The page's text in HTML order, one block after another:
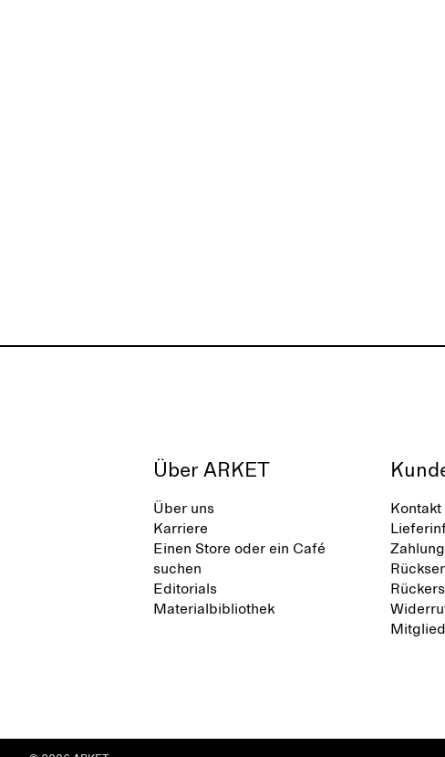
Über ARKET
Über uns
Karriere
Einen Store oder ein Café
suchen
Editorials
Materialbibliothek
Kontakt
Zahlung